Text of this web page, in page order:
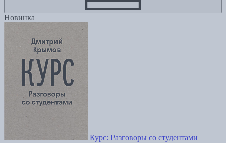
Новинка
Курс: Разговоры со студентами